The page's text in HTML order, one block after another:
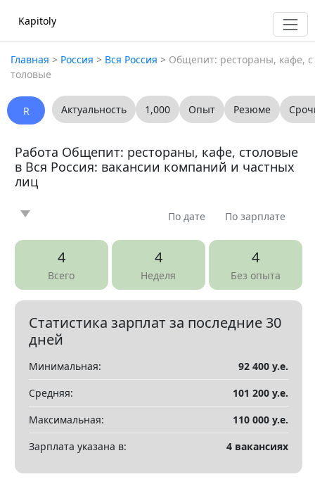
Kapitoly
Главная > Россия > Вся Россия > Общепит: рестораны, кафе, с
толовые
R Актуальность 1,000 Опыт Резюме
Работа Общепит: рестораны, кафе, столовые
в Вся Россия: вакансии компаний и частных
лиц
Новость 0 Статья 0 Предлагаю 0 Ищу 0
Вопрос
Показать все разделы▼
По дате По зарплате
4
Всего
4
Неделя
4
Без опыта
Статистика зарплат за последние 30
дней
Минимальная:
92 400 у.е.
Средняя:
101 200 у.е.
Максимальная:
110 000 у.е.
Зарплата указана в:
4 вакансиях